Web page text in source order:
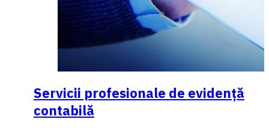
Servicii profesionale de evidenţă
contabilă